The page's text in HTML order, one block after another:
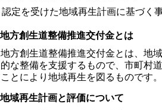
認定を受けた地域再生計画に基づく
地方創生道整備推進交付金とは
地方創生道整備推進交付金とは、地
的な整備を支援するもので、市町村
ことにより地域再生を図るものです。
地域再生計画と評価について